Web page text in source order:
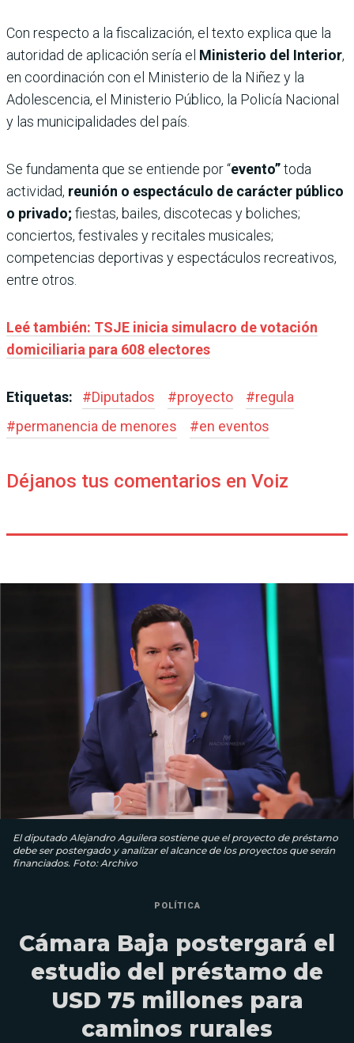
Con respecto a la fiscalización, el texto explica que la
autoridad de aplicación sería el Ministerio del Interior,
en coordinación con el Ministerio de la Niñez y la
Adolescencia, el Ministerio Público, la Policía Nacional
y las municipalidades del país.
Se fundamenta que se entiende por “evento”toda
actividad, reunión o espectáculo de carácter público
o privado; fiestas, bailes, discotecas y boliches;
conciertos, festivales y recitales musicales;
competencias deportivas y espectáculos recreativos,
entre otros.
Leé también: TSJE inicia simulacro de votación
domiciliaria para 608 electores
Etiquetas: #Diputados #proyecto #regula
#permanencia de menores #en eventos
Déjanos tus comentarios en Voiz
El diputado Alejandro Aguilera sostiene que el proyecto de préstamo
debe ser postergado y analizar el alcance de los proyectos que serán
financiados. Foto: Archivo
POLÍTICA
Cámara Baja postergará el
estudio del préstamo de
USD 75 millones para
caminos rurales